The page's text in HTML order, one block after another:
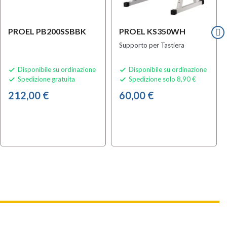
PROEL PB200SSBBK
 Disponibile su ordinazione
 Spedizione gratuita
212,00 €
PROEL KS350WH
Supporto per Tastiera
 Disponibile su ordinazione
 Spedizione solo 8,90 €
60,00 €